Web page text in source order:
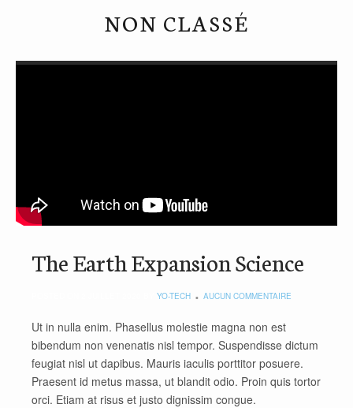
NON CLASSÉ
The Earth Expansion Science
YO-TECH AUCUN COMMENTAIRE
Ut in nulla enim. Phasellus molestie magna non est
bibendum non venenatis nisl tempor. Suspendisse dictum
feugiat nisl ut dapibus. Mauris iaculis porttitor posuere.
Praesent id metus massa, ut blandit odio. Proin quis tortor
orci. Etiam at risus et justo dignissim congue.